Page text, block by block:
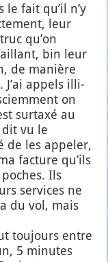
fait qu’il n’y
leur
qu’on
bin leur
de manière
J’ai appels illi­
on
sur­taxé au
dit vu le
de les appe­ler,
fac­ture qu’ils
Ils
ser­vices ne
du vol, mais
tou­jours entre
5 minutes